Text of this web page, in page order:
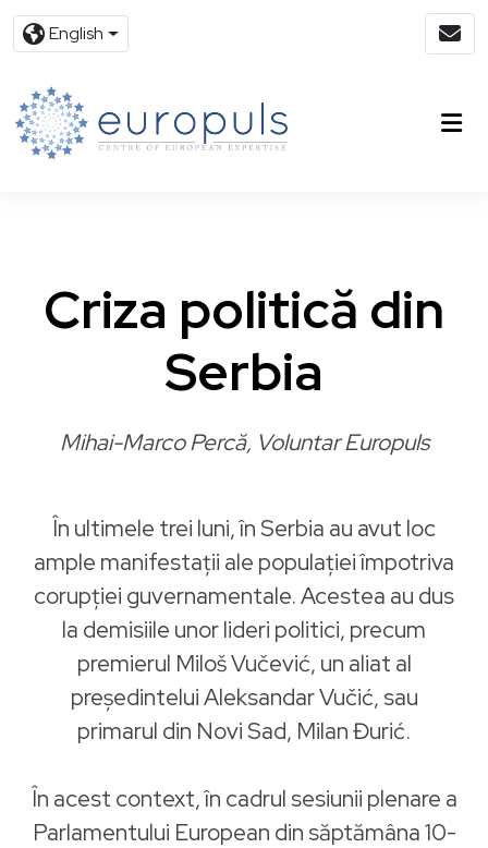
English
Criza politică din
Serbia
Mihai-Marco Percă, Voluntar Europuls
În ultimele trei luni, în Serbia au avut loc
ample manifestații ale populației împotriva
corupției guvernamentale. Acestea au dus
la demisiile unor lideri politici, precum
premierul Miloš Vučević, un aliat al
președintelui Aleksandar Vučić, sau
primarul din Novi Sad, Milan Đurić.
În acest context, în cadrul sesiunii plenare a
Parlamentului European din săptămâna 10-